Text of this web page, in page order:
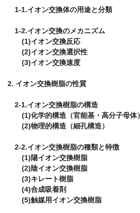
1-1.イオン交換体の用途と分類
1-2.イオン交換のメカニズム
(1)イオン交換反応
(2)イオン交換選択性
(3)イオン交換速度
2. イオン交換樹脂の性質
2-1.イオン交換樹脂の構造
(1)化学的構造（官能基・高分子母体）
(2)物理的構造（細孔構造）
2-2.イオン交換樹脂の種類と特徴
(1)陽イオン交換樹脂
(2)陰イオン交換樹脂
(3)キレート樹脂
(4)合成吸着剤
(5)触媒用イオン交換樹脂